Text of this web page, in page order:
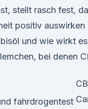
stellt rasch fest,
positiv
und wie wirkt
bei denen